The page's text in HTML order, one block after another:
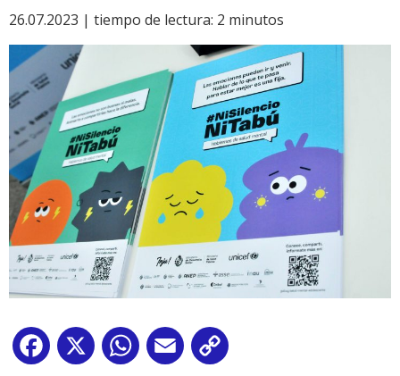
26.07.2023 | tiempo de lectura: 2 minutos
Facebook
X WhatsApp
Email